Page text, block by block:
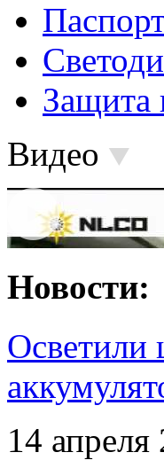
Защита
Видео
Новости:
Осветили
14 апреля